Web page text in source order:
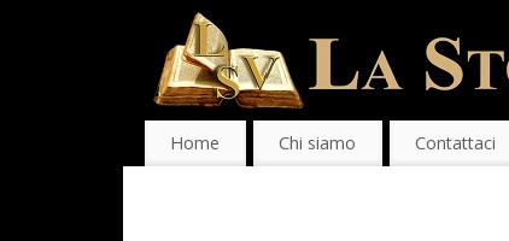
Home Chi siamo Contattaci